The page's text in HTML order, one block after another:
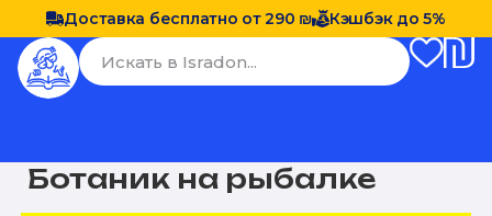
Доставка бесплатно от 290 ₪ Кэшбэк до 5%
Ботаник на рыбалке